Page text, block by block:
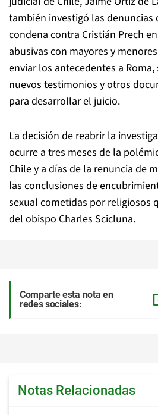
también investigó las
condena contra Cristián Prech
abusivas con mayores y
enviar los antecedentes a
nuevos testimonios y otros
para desarrollar el juicio.
La decisión de reabrir la
ocurre a tres meses de la
Chile y a días de la renuncia de
las conclusiones de
sexual cometidas por religiosos
del obispo Charles Scicluna.
Comparte esta nota en
redes sociales:
Notas Relacionadas